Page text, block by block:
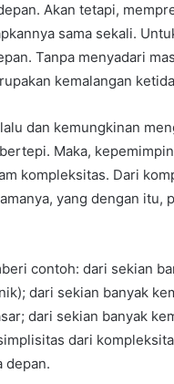
Akan tetapi,
sama sekali.
Tanpa menyadari
kemalangan
dan kemungkinan
Maka,
kompleksitas. Dari
yang dengan itu,
contoh: dari sekian
dari sekian banyak
dari sekian banyak
dari
depan.